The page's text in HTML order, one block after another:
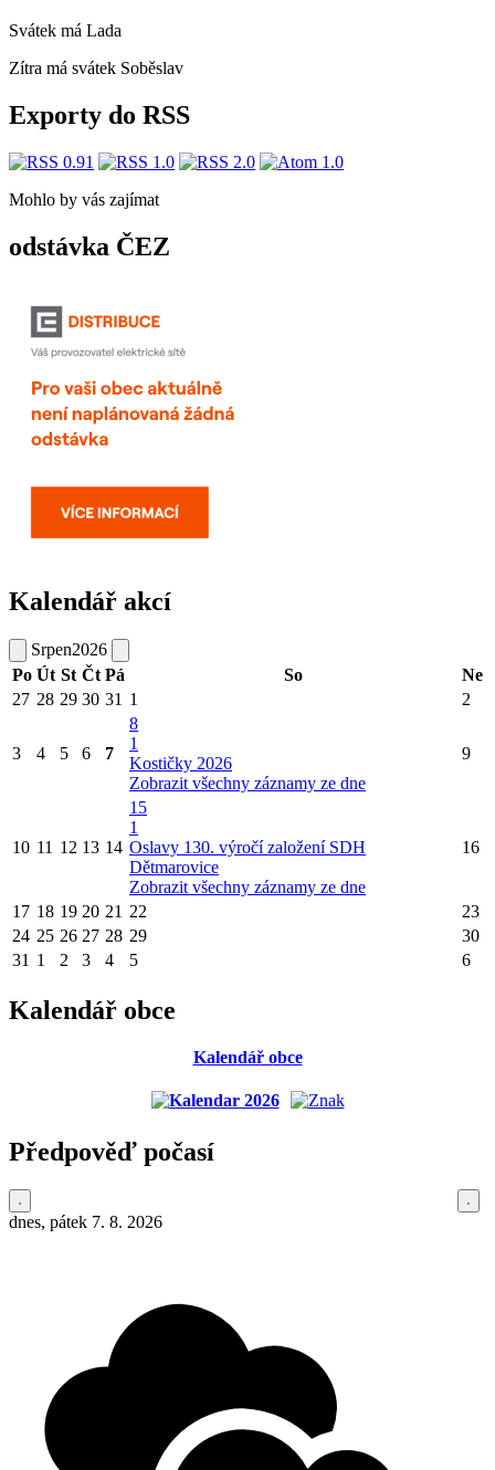
Svátek má Lada
Zítra má svátek Soběslav
Exporty do RSS
Mohlo by vás zajímat
odstávka ČEZ
Kalendář akcí
Srpen2026
Po Út St Čt Pá So
Ne
27 28 29 30 31 1 2
3 4 5 6 7
8
1
Kostičky 2026
Zobrazit všechny záznamy ze dne
9
10 11 12 13 14
15
1
Oslavy 130. výročí založení SDH
Dětmarovice
Zobrazit všechny záznamy ze dne
16
17 18 19 20 21 22
23
24 25 26 27 28 29
30
31 1 2 3 4 5 6
Kalendář obce
Kalendář obce
Předpověď počasí
dnes, pátek 7. 8. 2026